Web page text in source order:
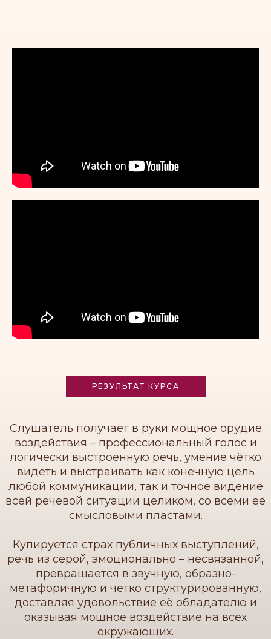
РЕЗУЛЬТАТ КУРСА
Слушатель получает в руки мощное орудие
воздействия – профессиональный голос и
логически выстроенную речь, умение чётко
видеть и выстраивать как конечную цель
любой коммуникации, так и точное видение
всей речевой ситуации целиком, со всеми её
смысловыми пластами.
Купируется страх публичных выступлений,
речь из серой, эмоционально – несвязанной,
превращается в звучную, образно-
метафоричную и четко структурированную,
доставляя удовольствие её обладателю и
оказывая мощное воздействие на всех
окружающих.